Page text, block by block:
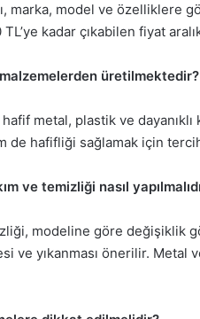
marka, model ve özelliklere
kadar çıkabilen fiyat
üretilmektedir?
metal, plastik ve
de hafifliği sağlamak için
ve temizliği nasıl
modeline göre değişiklik
ve yıkanması önerilir.